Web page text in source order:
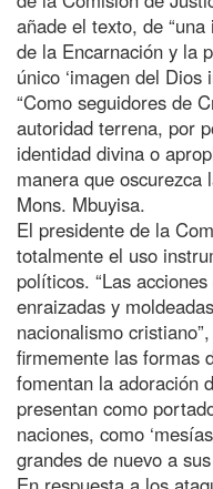
añade el texto, de
de la Encarnación y la
único ‘imagen del Dios
“Como seguidores de
autoridad terrena, por
identidad divina o
manera que oscurezca
Mons. Mbuyisa.
El presidente de la
totalmente el uso
políticos. “Las
enraizadas y
nacionalismo
firmemente las formas
fomentan la adoración
presentan como
naciones, como
grandes de nuevo a